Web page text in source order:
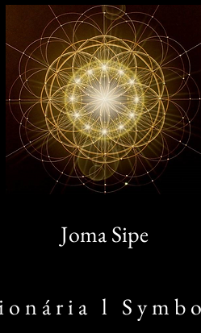
Joma Sipe
o n á r i a l S y m b